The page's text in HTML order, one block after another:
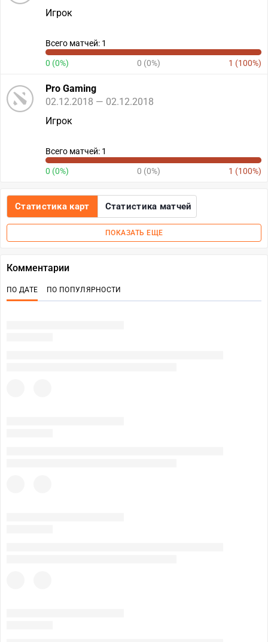
Игрок
Всего матчей: 1
0 (0%) 0 (0%) 1 (100%)
Pro Gaming
02.12.2018 — 02.12.2018
Игрок
Всего матчей: 1
0 (0%) 0 (0%) 1 (100%)
Статистика карт Статистика матчей
ПОКАЗАТЬ ЕЩЕ
Комментарии
ПО ДАТЕ ПО ПОПУЛЯРНОСТИ